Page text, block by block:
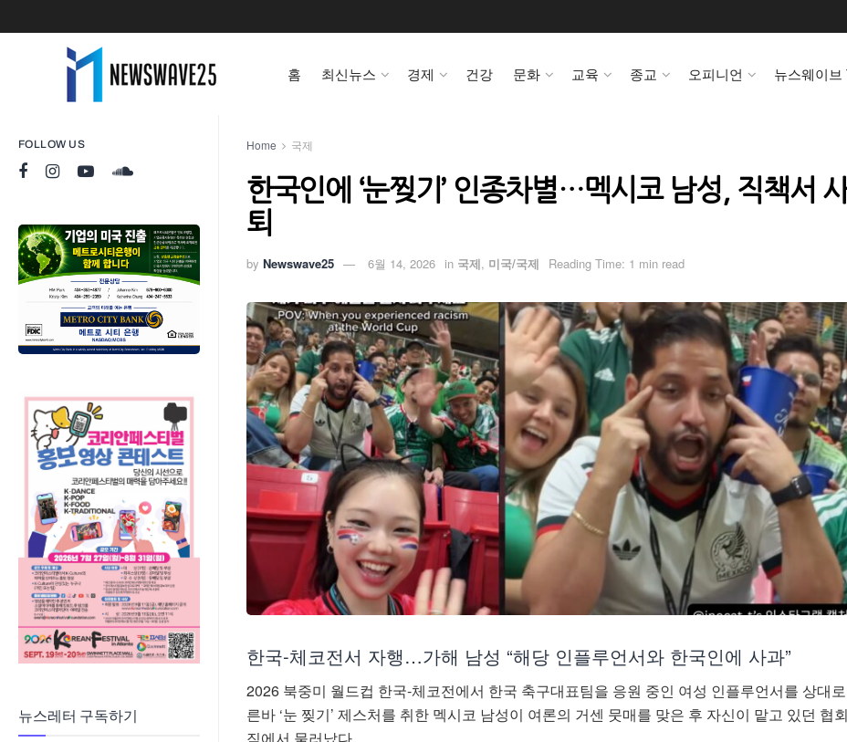
FOLLOW US
뉴스레터 구독하기
홈 최신뉴스 경제 건강 문화 교육 종교 오피니언 뉴스웨이브
Home 국제
한국인에 ‘눈찢기’ 인종차별…멕시코 남성, 직책서
퇴
by Newswave25 6월 14, 2026 in 국제, 미국/국제 Reading Time: 1 min read
한국-체코전서 자행…가해 남성 “해당 인플루언서와 한국인에 사과”
2026 북중미 월드컵 한국-체코전에서 한국 축구대표팀을 응원 중인 여성 인플루언서를 상대
른바 ‘눈 찢기’ 제스처를 취한 멕시코 남성이 여론의 거센 뭇매를 맞은 후 자신이 맡고 있던 협
직에서 물러났다.